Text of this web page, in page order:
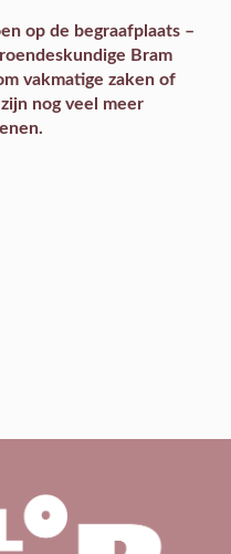
op de begraafplaats –
Bram
vakmatige zaken of
nog veel meer